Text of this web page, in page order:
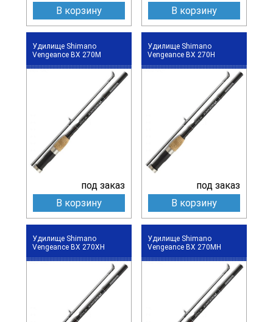
В корзину
В корзину
Удилище Shimano
Vengeance BX 270M
под заказ
В корзину
Удилище Shimano
Vengeance BX 270H
под заказ
В корзину
Удилище Shimano
Vengeance BX 270XH
Удилище Shimano
Vengeance BX 270MH